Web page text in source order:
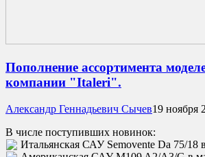
Пополнение ассортимента
компании "Italeri".
Александр Геннадьевич Сычев19 ноября
В числе поступивших новинок:
Итальянская САУ Semovente Da 75/18